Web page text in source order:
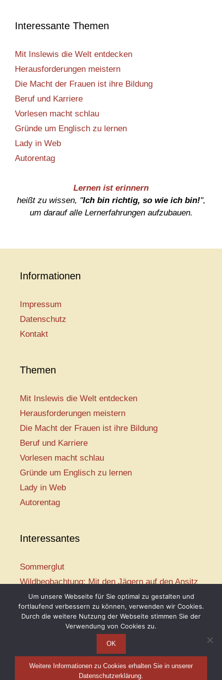
Interessante Themen
Mit Inslewis die Welt entdecken
Herausforderungen meistern
Die Macht der Frauen ist ihre Bildung
Beruf und Karriere
Vorlesen macht schlau
Gründe um Englisch zu lernen
Lady in Web
Autorentag
Lernen ist erinnern
heißt zu wissen, "Ich bin richtig, so wie ich bin!",
um darauf alle Lernerfahrungen aufzubauen.
Informationen
Impressum
Datenschutz
Kontakt
Themen
Mit Inslewis die Welt entdecken
Herausforderungen meistern
Die Macht der Frauen ist ihre Bildung
Beruf und Karriere
Vorlesen macht schlau
Gründe um Englisch zu lernen
Lady in Web
Autorentag
Interessantes
Sommerglut
Wildbeobachtung: Mit den Jägern auf den Ansitz
Mir ist so heiß
Mission: Rettungsschwimmer
Vogelwelt-Entdeckertour
Telse Maria Kähler, 2026
Um unsere Webseite für Sie optimal zu gestalten und
fortlaufend verbessern zu können, verwenden wir Cookies.
Durch die weitere Nutzung der Webseite stimmen Sie der
Verwendung von Cookies zu.
OK
Weitere Informationen zu Cookies erhalten Sie in unserer
Datenschutzerklärung.